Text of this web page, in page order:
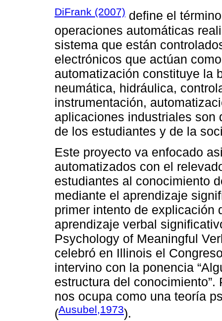
DiFrank (2007) define el
operaciones automáticas
sistema que están
electrónicos que actúan
automatización constituye la
neumática, hidráulica,
instrumentación,
aplicaciones industriales son
de los estudiantes y de la
Este proyecto va enfocado
automatizados con el
estudiantes al conocimiento
mediante el aprendizaje
primer intento de explicación
aprendizaje verbal
Psychology of Meaningful
celebró en Illinois el
intervino con la ponencia
estructura del
nos ocupa como una teoría
(Ausubel,1973).